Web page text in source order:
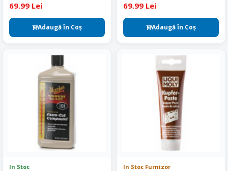
69.99 Lei
Adaugă în Coş
69.99 Lei
Adaugă în Coş
In Stoc In Stoc Furnizor